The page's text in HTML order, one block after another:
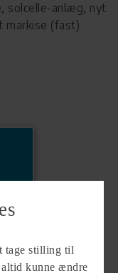
solcelle-anlæg, nyt
markise (fast)
tage stilling til
kunne ændre